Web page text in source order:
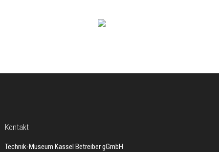
Kontakt
Technik-Museum Kassel Betreiber gGmbH